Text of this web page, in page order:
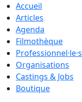
Accueil
Articles
Agenda
Filmothèque
Professionnel·le·s
Organisations
Castings & Jobs
Boutique